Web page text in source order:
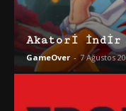
Akatori İndir
GameOver - 7 Ağustos